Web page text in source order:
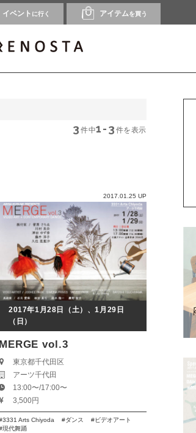
イベント に行く アイテムを買う
3 件中1-3 件を表示
2017.01.25 UP
2017年1月28日（土）、1月29日
（日）
MERGE vol.3
東京都千代田区
アーツ千代田
13:00〜/17:00〜
3,500円
3331 Arts Chiyoda ダンス
ビデオアート
現代舞踊